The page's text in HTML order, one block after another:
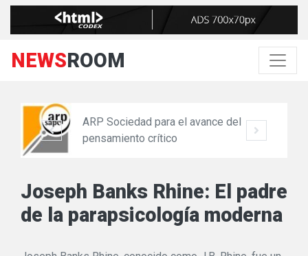
NEWSROOM
ARP Sociedad para el avance del
pensamiento crítico
Joseph Banks Rhine: El padre
de la parapsicología moderna